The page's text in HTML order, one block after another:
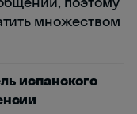
множеством
испанского